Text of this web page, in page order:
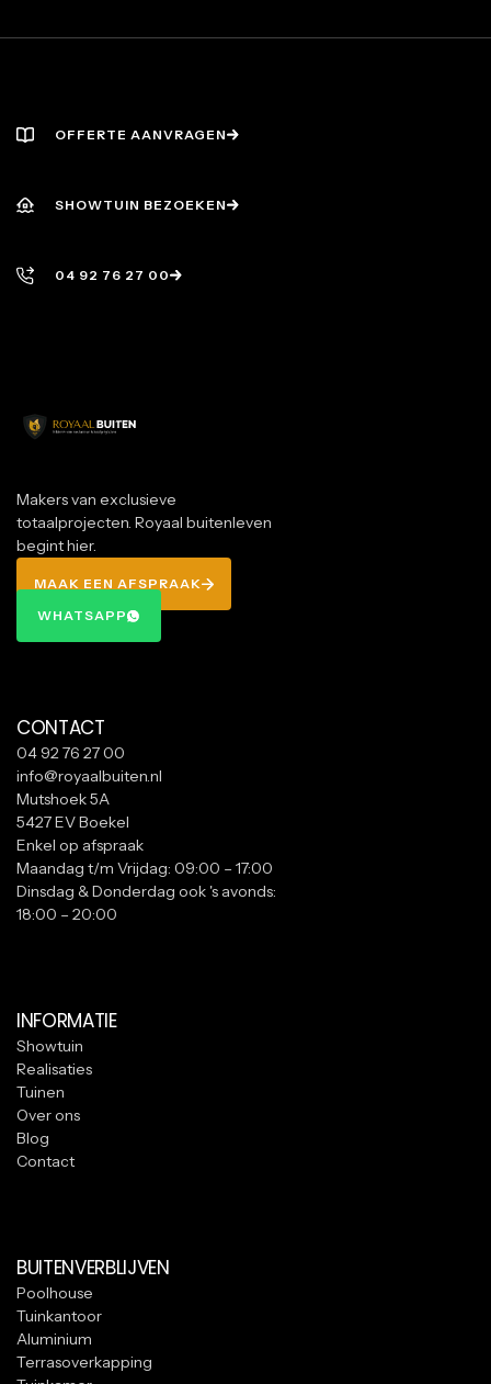
OFFERTE AANVRAGEN
SHOWTUIN BEZOEKEN
04 92 76 27 00
Makers van exclusieve
totaalprojecten. Royaal buitenleven
begint hier.
MAAK EEN AFSPRAAK
WHATSAPP
CONTACT
04 92 76 27 00
info@royaalbuiten.nl
Mutshoek 5A
5427 EV Boekel
Enkel op afspraak
Maandag t/m Vrijdag: 09:00 – 17:00
Dinsdag & Donderdag ook 's avonds:
18:00 – 20:00
INFORMATIE
Showtuin
Realisaties
Tuinen
Over ons
Blog
Contact
BUITENVERBLIJVEN
Poolhouse
Tuinkantoor
Aluminium
Terrasoverkapping